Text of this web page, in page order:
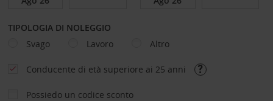
TIPOLOGIA DI NOLEGGIO
Svago
Lavoro Altro
Conducente di età superiore ai 25 anni
Possiedo un codice sconto